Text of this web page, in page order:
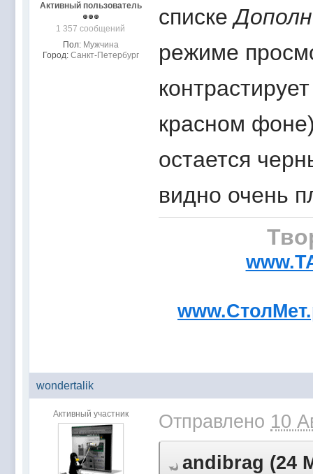
Активный пользователь
1 357 сообщений
Пол: Мужчина
Город: Санкт-Петербург
списке
режиме
красном
остается
видно очень
wondertalik
Активный участник Отправлено 10
andibrag (24